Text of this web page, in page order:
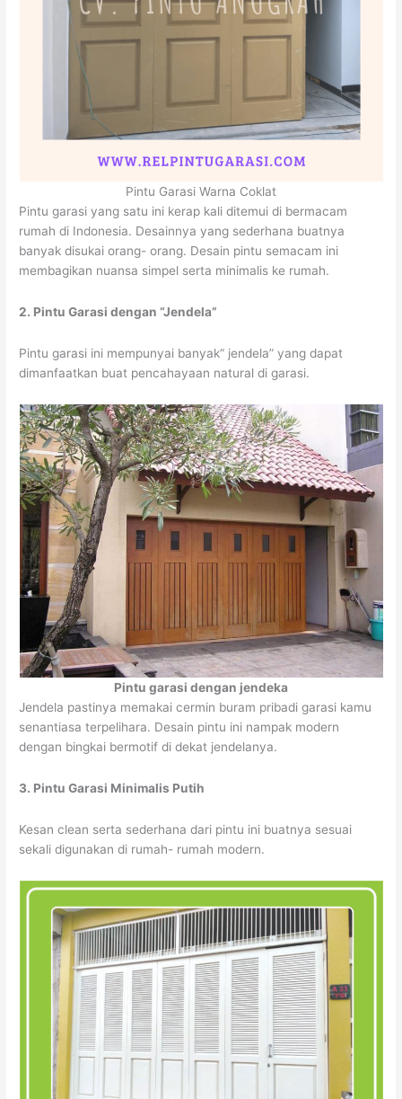
Pintu Garasi Warna Coklat
Pintu garasi yang satu ini kerap kali ditemui di bermacam
rumah di Indonesia. Desainnya yang sederhana buatnya
banyak disukai orang- orang. Desain pintu semacam ini
membagikan nuansa simpel serta minimalis ke rumah.
2. Pintu Garasi dengan “Jendela”
Pintu garasi ini mempunyai banyak“ jendela” yang dapat
dimanfaatkan buat pencahayaan natural di garasi.
Pintu garasi dengan jendeka
Jendela pastinya memakai cermin buram pribadi garasi kamu
senantiasa terpelihara. Desain pintu ini nampak modern
dengan bingkai bermotif di dekat jendelanya.
3. Pintu Garasi Minimalis Putih
Kesan clean serta sederhana dari pintu ini buatnya sesuai
sekali digunakan di rumah- rumah modern.